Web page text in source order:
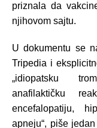
priznala da
njihovom sajtu.
U dokumentu se
Tripedia i
„idiopatsku
anafilaktičku
encefalopatiju,
apneju“, piše